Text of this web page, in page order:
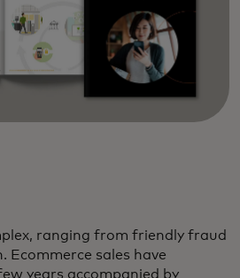
ranging from friendly fraud
Ecommerce sales have
years accompanied by